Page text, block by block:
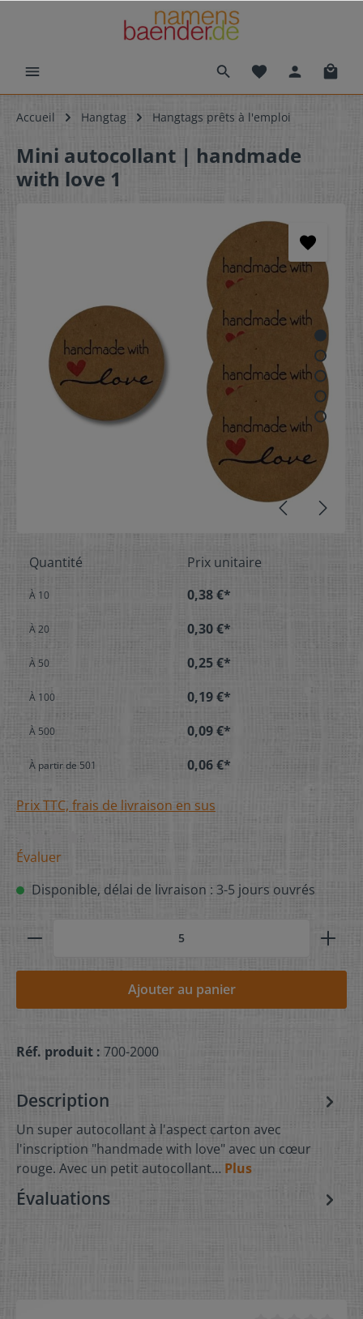
Accueil Hangtag Hangtags prêts à l'emploi
Mini autocollant | handmade
with love 1
Quantité Prix unitaire
À 10 0,38 €*
À20 0,30 €*
À 50 0,25 €*
À 100 0,19 €*
À 500 0,09 €*
À partir de 501 0,06 €*
Prix TTC, frais de livraison en sus
Évaluer
Disponible, délai de livraison : 3-5 jours ouvrés
Ajouter au panier
Réf. produit : 700-2000
Description
Un super autocollant à l'aspect carton avec
l'inscription "handmade with love" avec un cœur
rouge. Avec un petit autocollant… Plus
Évaluations